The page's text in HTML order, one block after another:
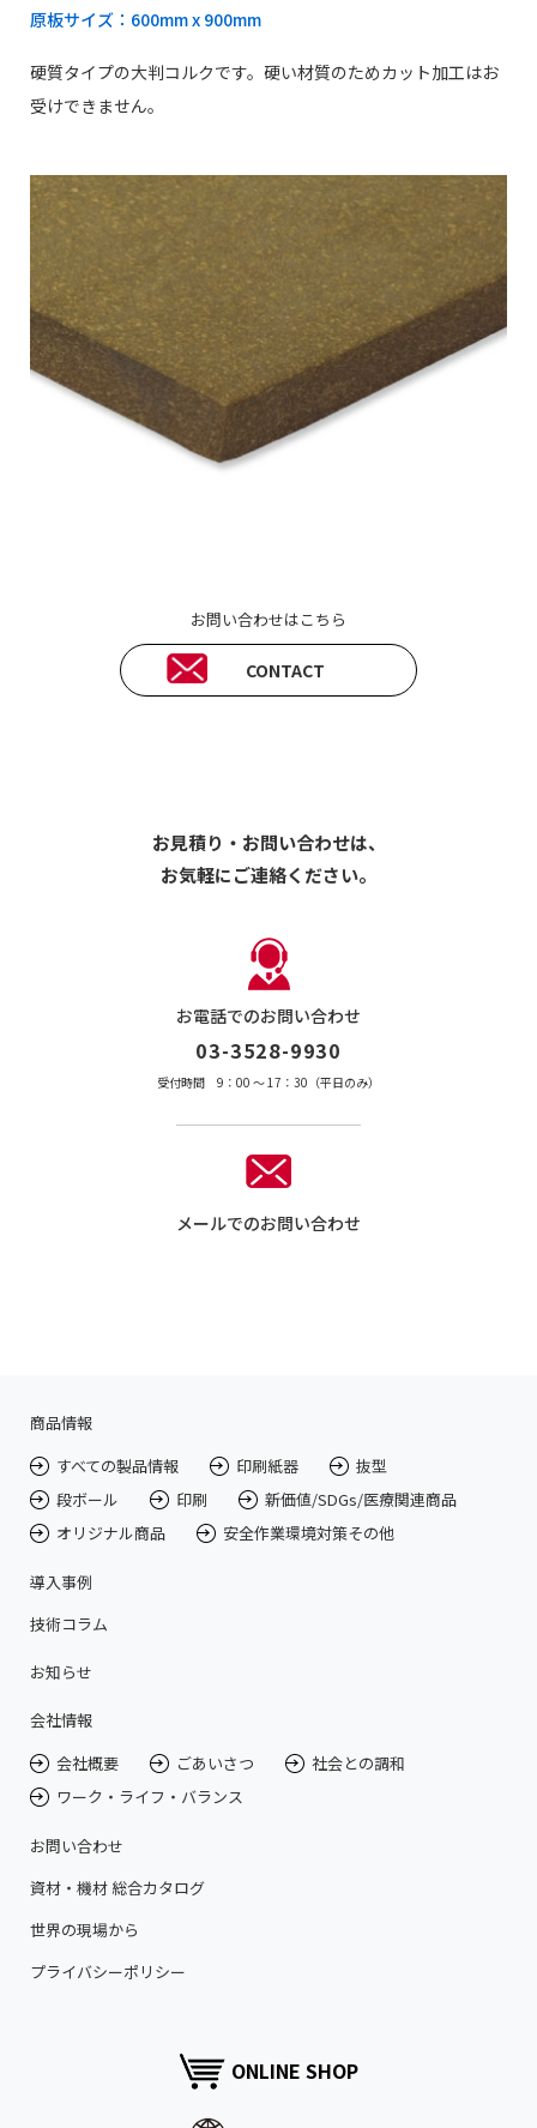
原板サイズ：600mm x 900mm
硬質タイプの大判コルクです。硬い材質のためカット加工はお
受けできません。
お問い合わせはこちら
CONTACT
お見積り・お問い合わせは、
お気軽にご連絡ください。
お電話でのお問い合わせ
03-3528-9930
受付時間 9：00 〜 17：30（平日のみ）
メールでのお問い合わせ
商品情報
すべての製品情報
印刷紙器
抜型
段ボール
印刷
新価値/SDGs/医療関連商品
オリジナル商品
安全作業環境対策その他
導入事例
技術コラム
お知らせ
会社情報
会社概要
ごあいさつ
社会との調和
ワーク・ライフ・バランス
お問い合わせ
資材・機材 総合カタログ
世界の現場から
プライバシーポリシー
ONLINE SHOP